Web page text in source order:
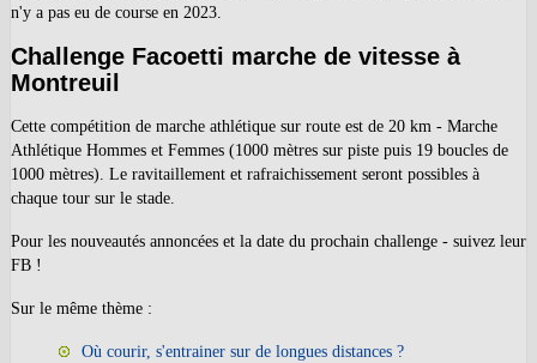
n'y a pas eu de course en 2023.
Challenge Facoetti marche de vitesse à
Montreuil
Cette compétition de marche athlétique sur route est de 20 km - Marche
Athlétique Hommes et Femmes (1000 mètres sur piste puis 19 boucles de
1000 mètres). Le ravitaillement et rafraichissement seront possibles à
chaque tour sur le stade.
Pour les nouveautés annoncées et la date du prochain challenge - suivez leur
FB !
Sur le même thème :
Où courir, s'entrainer sur de longues distances ?